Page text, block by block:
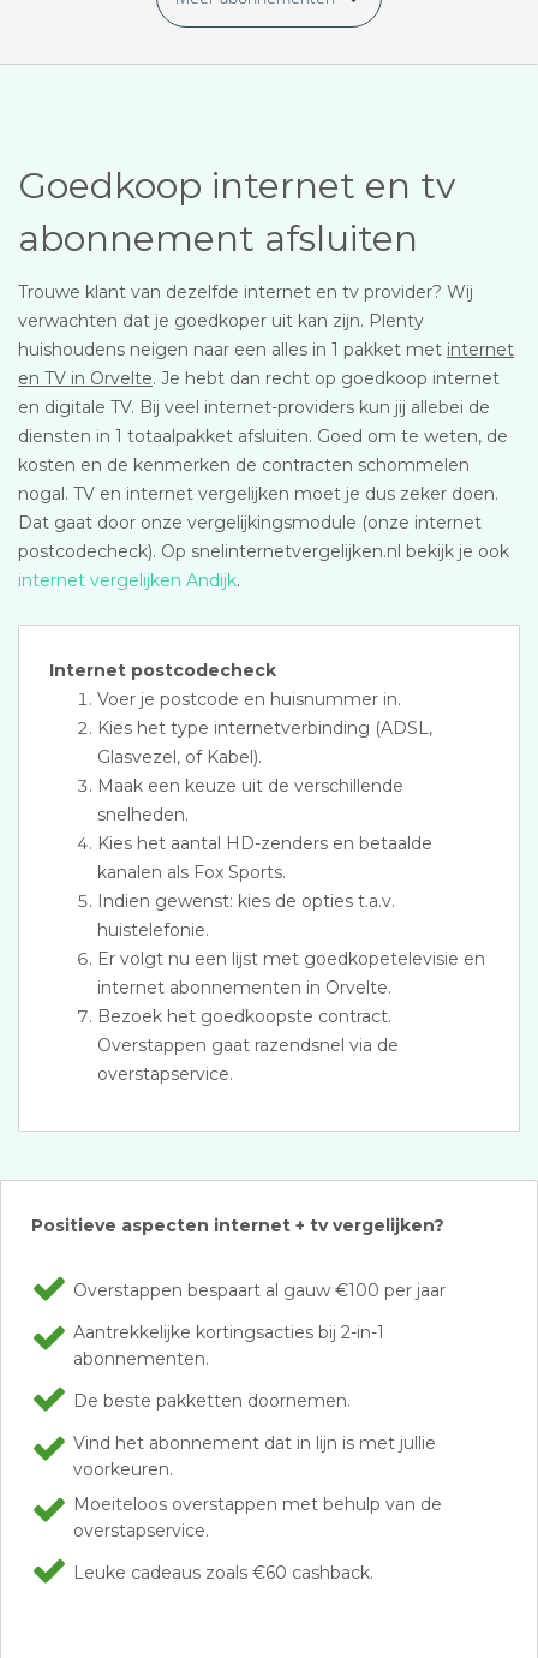
Goedkoop internet en tv
abonnement afsluiten
Trouwe klant van dezelfde internet en tv provider? Wij
verwachten dat je goedkoper uit kan zijn. Plenty
huishoudens neigen naar een alles in 1 pakket met internet
en TV in Orvelte. Je hebt dan recht op goedkoop internet
en digitale TV. Bij veel internet-providers kun jij allebei de
diensten in 1 totaalpakket afsluiten. Goed om te weten, de
kosten en de kenmerken de contracten schommelen
nogal. TV en internet vergelijken moet je dus zeker doen.
Dat gaat door onze vergelijkingsmodule (onze internet
postcodecheck). Op snelinternetvergelijken.nl bekijk je ook
internet vergelijken Andijk.
Internet postcodecheck
Voer je postcode en huisnummer in.
Kies het type internetverbinding (ADSL,
Glasvezel, of Kabel).
Maak een keuze uit de verschillende
snelheden.
Kies het aantal HD-zenders en betaalde
kanalen als Fox Sports.
Indien gewenst: kies de opties t.a.v.
huistelefonie.
Er volgt nu een lijst met goedkopetelevisie en
internet abonnementen in Orvelte.
Bezoek het goedkoopste contract.
Overstappen gaat razendsnel via de
overstapservice.
Positieve aspecten internet + tv vergelijken?
Overstappen bespaart al gauw €100 per jaar
Aantrekkelijke kortingsacties bij 2-in-1
abonnementen.
De beste pakketten doornemen.
Vind het abonnement dat in lijn is met jullie
voorkeuren.
Moeiteloos overstappen met behulp van de
overstapservice.
Leuke cadeaus zoals €60 cashback.